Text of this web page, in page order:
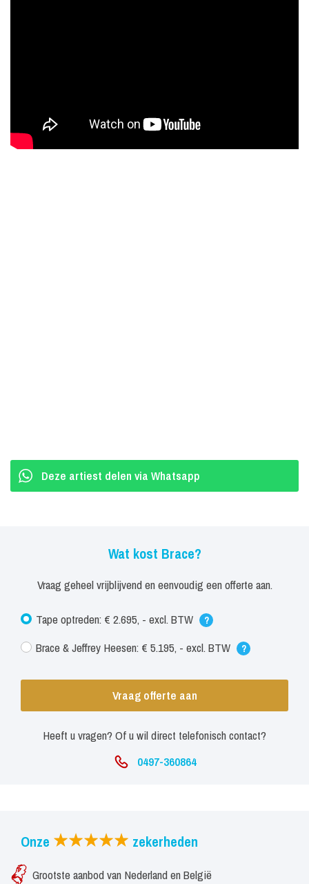
Deze artiest delen via Whatsapp
Wat kost Brace?
Vraag geheel vrijblijvend en eenvoudig een offerte aan.
Tape optreden: € 2.695, - excl. BTW ?
Brace & Jeffrey Heesen: € 5.195, - excl. BTW ?
Vraag offerte aan
Heeft u vragen? Of u wil direct telefonisch contact?
0497-360864
Onze zekerheden
Grootste aanbod van Nederland en België